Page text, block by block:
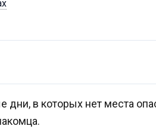
в которых нет места